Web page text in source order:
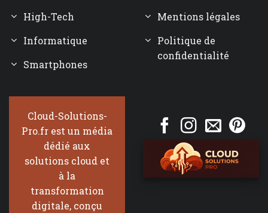
High-Tech
Informatique
Smartphones
Mentions légales
Politique de
confidentialité
Cloud-Solutions-
Pro.fr est un média
dédié aux
solutions cloud et
à la
transformation
digitale, conçu